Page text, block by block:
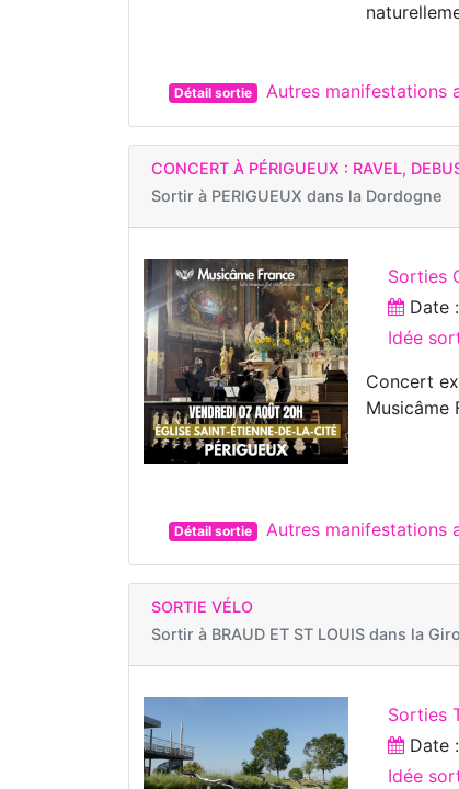
Détail sortie Autres manifestations
CONCERT À PÉRIGUEUX : RAVEL,
Sortir à PERIGUEUX dans la Dordogne
Sorties
Date
Idée
Concert
Musicâme
Détail sortie Autres manifestations
SORTIE VÉLO
Sortir à BRAUD ET ST LOUIS dans la
Sorties
Date
Idée